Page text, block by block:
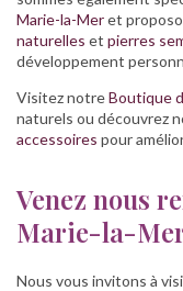
Marie-la-Meret
naturelles et pierres
développement
Visitez notreBoutique
naturels ou découvrez
accessoires pour
Venez nous
Marie-la-
Nous vous invitons à